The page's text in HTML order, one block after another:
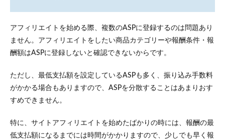
アフィリエイトを始める際、複数のASPに登録するのは問題あり
ません。アフィリエイトをしたい商品カテゴリーや報酬条件・報
酬額はASPに登録しないと確認できないからです。
ただし、最低支払額を設定しているASPも多く、振り込み手数料
がかかる場合もありますので、ASPを分散することはあまりおす
すめできません。
特に、サイトアフィリエイトを始めたばかりの時には、報酬の最
低支払額になるまでには時間がかかりますので、少しでも早く報